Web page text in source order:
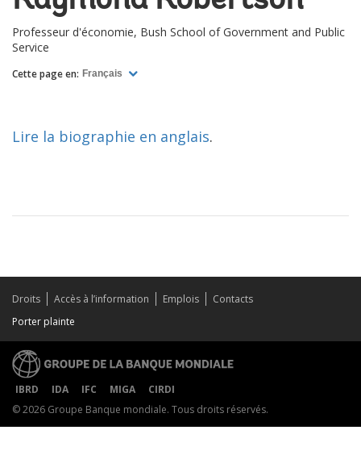
Professeur d'économie, Bush School of Government and Public
Service
Cette page en: Français
Lire la biographie en anglais.
Droits Accès à l’information Emplois
Contacts
Porter plainte
IBRD IDA IFC MIGA
CIRDI
© 2026 Groupe Banque mondiale. Tous droits réservés.